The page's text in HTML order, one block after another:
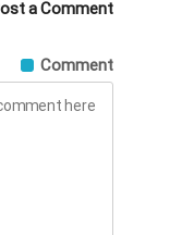
a Comment
Comment